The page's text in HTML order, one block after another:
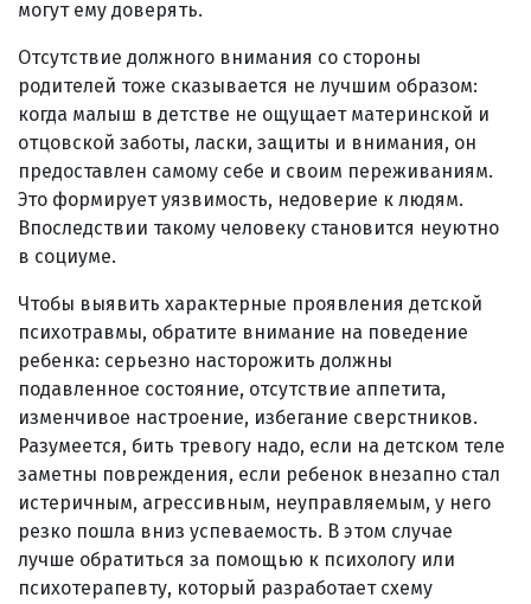
могут ему доверять.
Отсутствие должного внимания со стороны
родителей тоже сказывается не лучшим образом:
когда малыш в детстве не ощущает материнской и
отцовской заботы, ласки, защиты и внимания, он
предоставлен самому себе и своим переживаниям.
Это формирует уязвимость, недоверие к людям.
Впоследствии такому человеку становится неуютно
в социуме.
Чтобы выявить характерные проявления детской
психотравмы, обратите внимание на поведение
ребенка: серьезно насторожить должны
подавленное состояние, отсутствие аппетита,
изменчивое настроение, избегание сверстников.
Разумеется, бить тревогу надо, если на детском теле
заметны повреждения, если ребенок внезапно стал
истеричным, агрессивным, неуправляемым, у него
резко пошла вниз успеваемость. В этом случае
лучше обратиться за помощью к психологу или
психотерапевту, который разработает схему